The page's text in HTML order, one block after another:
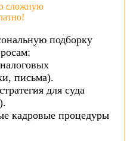
сложную
подборку
письма).
для суда
кадровые процедуры